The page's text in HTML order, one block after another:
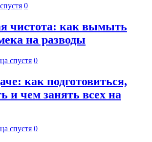
0
чистота: как вымыть
на разводы
спустя 0
как подготовиться,
и чем занять всех на
спустя 0